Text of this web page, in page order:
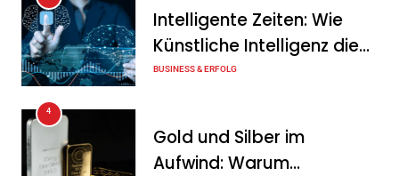
Tanja Schiller 6. August 2026
Intelligente Zeiten: Wie
Künstliche Intelligenz die
Geschäftswelt verändert
BUSINESS & ERFOLG
4
Gold und Silber im
Aufwind: Warum